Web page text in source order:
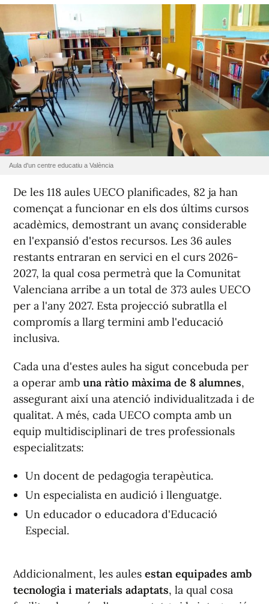
Aula d'un centre educatiu a València
De les 118 aules UECO planificades, 82 ja han
començat a funcionar en els dos últims cursos
acadèmics, demostrant un avanç considerable
en l'expansió d'estos recursos. Les 36 aules
restants entraran en servici en el curs 2026-
2027, la qual cosa permetrà que la Comunitat
Valenciana arribe a un total de 373 aules UECO
per a l'any 2027. Esta projecció subratlla el
compromís a llarg termini amb l'educació
inclusiva.
Cada una d'estes aules ha sigut concebuda per
a operar amb una ràtio màxima de 8 alumnes,
assegurant així una atenció individualitzada i de
qualitat. A més, cada UECO compta amb un
equip multidisciplinari de tres professionals
especialitzats:
Un docent de pedagogia terapèutica.
Un especialista en audició i llenguatge.
Un educador o educadora d'Educació
Especial.
Addicionalment, les aules estan equipades amb
tecnologia i materials adaptats, la qual cosa